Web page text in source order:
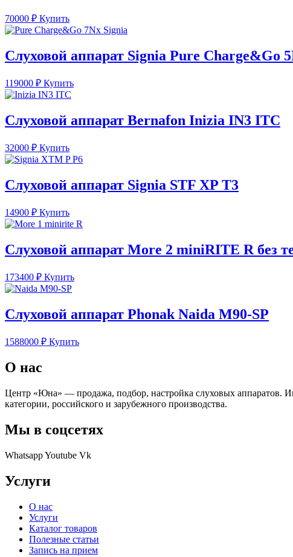
70000 ₽ Купить
Слуховой аппарат Signia Pure Charge&Go
119000 ₽ Купить
Слуховой аппарат Bernafon Inizia IN3 ITC
32000 ₽ Купить
Слуховой аппарат Signia STF XP T3
14900 ₽ Купить
Слуховой аппарат More 2 miniRITE R без
173400 ₽ Купить
Слуховой аппарат Phonak Naida M90-SP
1588000 ₽ Купить
О нас
Центр «Юна» — продажа, подбор, настройка слуховых аппаратов.
категории, российского и зарубежного производства.
Мы в соцсетях
WhatsappYoutube Vk
Услуги
О нас
Услуги
Каталог товаров
Полезные статьи
Запись на прием